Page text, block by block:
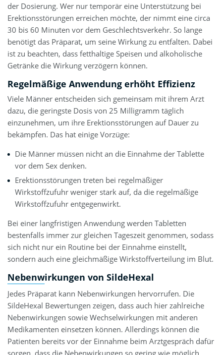
der Dosierung. Wer nur temporär eine Unterstützung bei
Erektionsstörungen erreichen möchte, der nimmt eine circa
30 bis 60 Minuten vor dem Geschlechtsverkehr. So lange
benötigt das Präparat, um seine Wirkung zu entfalten. Dabei
ist zu beachten, dass fetthaltige Speisen und alkoholische
Getränke die Wirkung verzögern können.
Regelmäßige Anwendung erhöht Effizienz
Viele Männer entscheiden sich gemeinsam mit ihrem Arzt
dazu, die geringste Dosis von 25 Milligramm täglich
einzunehmen, um ihre Erektionsstörungen auf Dauer zu
bekämpfen. Das hat einige Vorzüge:
Die Männer müssen nicht an die Einnahme der Tablette
vor dem Sex denken.
Erektionsstörungen treten bei regelmäßiger
Wirkstoffzufuhr weniger stark auf, da die regelmäßige
Wirkstoffzufuhr entgegenwirkt.
Bei einer langfristigen Anwendung werden Tabletten
bestenfalls immer zur gleichen Tageszeit genommen, sodass
sich nicht nur ein Routine bei der Einnahme einstellt,
sondern auch eine gleichmäßige Wirkstoffverteilung im Blut.
Nebenwirkungen von SildeHexal
Jedes Präparat kann Nebenwirkungen hervorrufen. Die
SildeHexal Bewertungen zeigen, dass auch hier zahlreiche
Nebenwirkungen sowie Wechselwirkungen mit anderen
Medikamenten einsetzen können. Allerdings können die
Patienten bereits vor der Einnahme beim Arztgespräch dafür